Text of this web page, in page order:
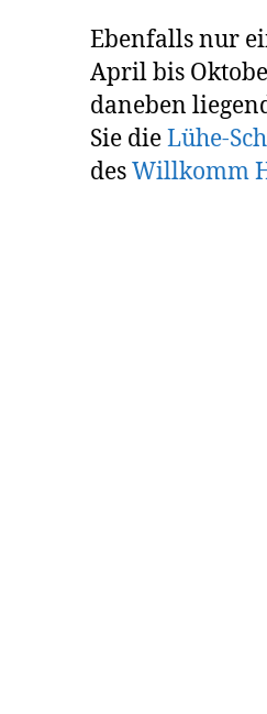
Ebenfalls nur
April bis
daneben
Sie dieLühe-
desWillkomm